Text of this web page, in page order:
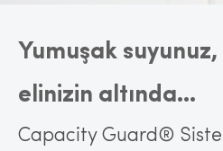
Yumuşak
elinizin altında…
Capacity Guard®